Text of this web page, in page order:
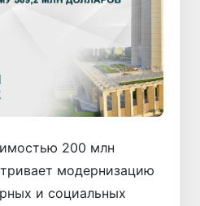
200 млн
модернизацию
и социальных